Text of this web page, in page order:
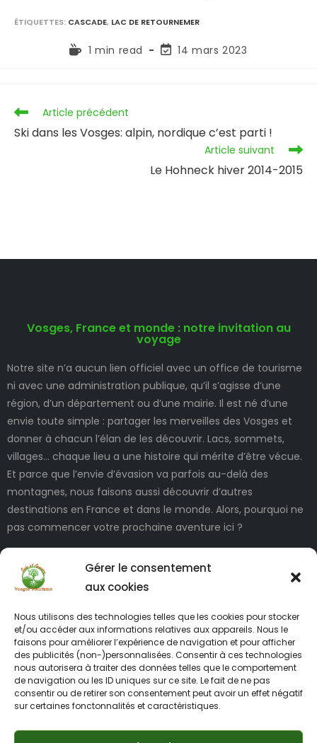
Gérer le consentement
aux cookies
Nous utilisons des technologies telles que les cookies pour stocker
et/ou accéder aux informations relatives aux appareils. Nous le
faisons pour améliorer l’expérience de navigation et pour afficher
des publicités (non-)personnalisées. Consentir à ces technologies
nous autorisera à traiter des données telles que le comportement
de navigation ou les ID uniques sur ce site. Le fait de ne pas
consentir ou de retirer son consentement peut avoir un effet négatif
sur certaines fonctonnalités et caractéristiques.
ÉTIQUETTES: CASCADE, LAC DE RETOURNEMER
1 min read 14 mars 2023
Article précédent
Ski dans les Vosges: alpin, nordique c’est parti !
Article suivant
Le Hohneck hiver 2014-2015
Vosges, France et monde : notre invitation au
voyage
Notre site n’a aucun lien officiel avec un office de tourisme
ni avec une administration publique, qu’il s’agisse d’une
région, d’un département ou d’une mairie. Il est né d’une
envie toute simple : partager les merveilles des Vosges et
donner à chacun l’élan de les découvrir. Lacs, sommets,
villages… chaque lieu a une histoire qui mérite d’être vécue.
Et parce que l’envie d’évasion va parfois au-delà des
montagnes, nous faisons aussi découvrir d’autres
destinations en France et dans le monde. Alors, pourquoi ne
pas commencer votre prochaine aventure ici ?
INFORMATIONS LÉGALES